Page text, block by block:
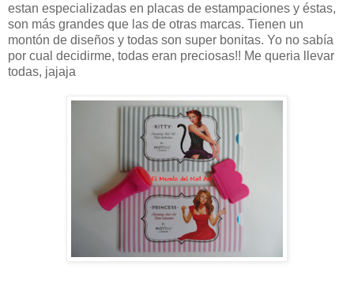
estan especializadas en placas de estampaciones y éstas,
son más grandes que las de otras marcas. Tienen un
montón de diseños y todas son super bonitas. Yo no sabía
por cual decidirme, todas eran preciosas!! Me queria llevar
todas, jajaja